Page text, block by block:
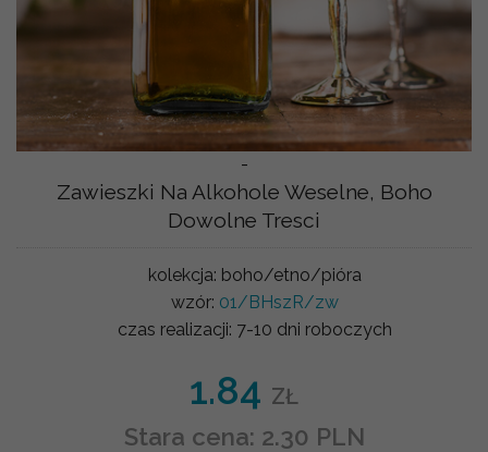
-
Zawieszki Na Alkohole Weselne, Boho
Dowolne Tresci
kolekcja: boho/etno/pióra
wzór: 01/BHszR/zw
czas realizacji: 7-10 dni roboczych
1.84 ZŁ
Stara cena: 2.30 PLN